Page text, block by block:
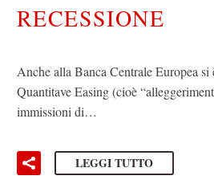
RECESSIONE
Anche alla Banca Centrale Europea
Quantitave Easing (cioè
immissioni di…
LEGGI TUTTO